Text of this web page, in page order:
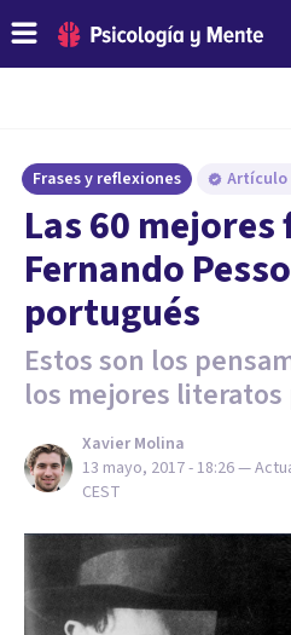
Frases y reflexiones Artículo
Las 60 mejores
Fernando
portugués
Estos son los
los mejores
Xavier Molina
13 mayo, 2017 - 18:26—
CEST